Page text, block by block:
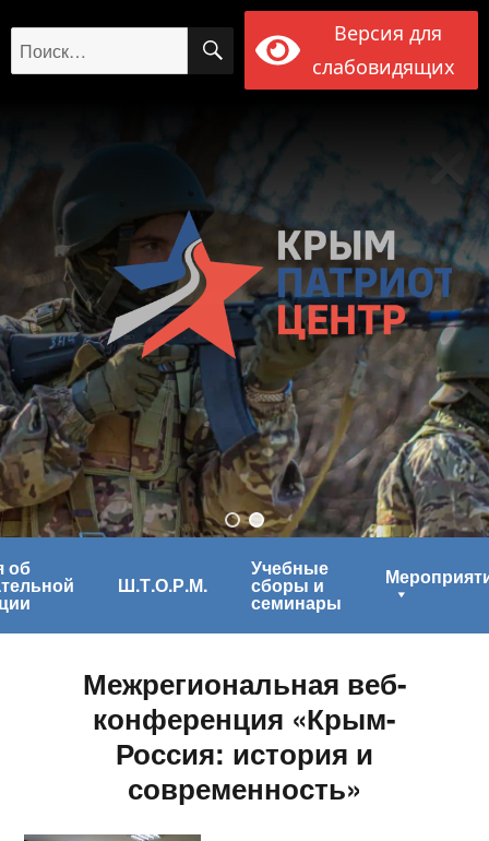
Искать: ПОИСК
Версия для
слабовидящих
об
Ш.Т.О.Р.М.
Учебные
сборы и
семинары
Межрегиональная веб-
конференция «Крым-
Россия: история и
современность»